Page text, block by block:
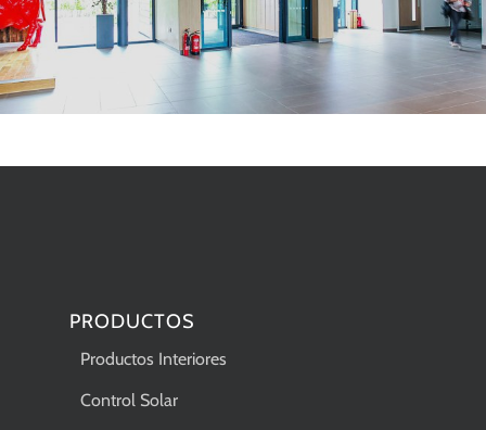
PRODUCTOS
Productos Interiores
Control Solar